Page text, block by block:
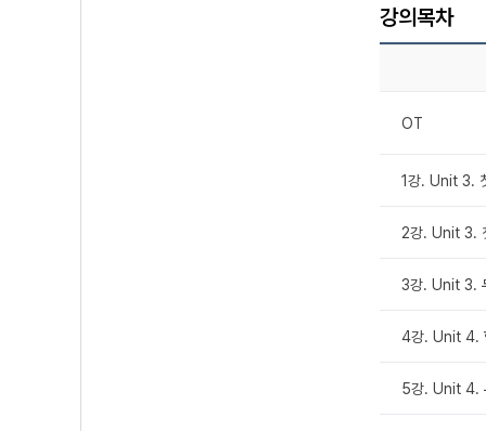
강의목차
OT
1강. Unit 3.
2강. Unit 3.
3강. Unit 3.
4강. Unit 4.
5강. Unit 4.